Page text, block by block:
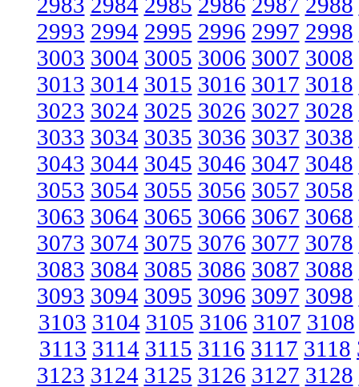
2993 2994 2995 2996 2997 2998
3003 3004 3005 3006 3007 3008
3013 3014 3015 3016 3017 3018
3023 3024 3025 3026 3027 3028
3033 3034 3035 3036 3037 3038
3043 3044 3045 3046 3047 3048
3053 3054 3055 3056 3057 3058
3063 3064 3065 3066 3067 3068
3073 3074 3075 3076 3077 3078
3083 3084 3085 3086 3087 3088
3093 3094 3095 3096 3097 3098
3103 3104 3105 3106 3107 3108
3113 3114 3115 3116 3117 3118
3123 3124 3125 3126 3127 3128